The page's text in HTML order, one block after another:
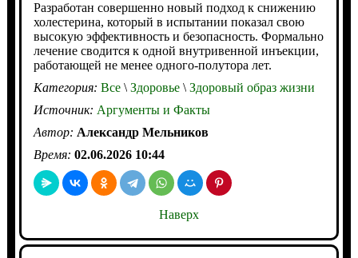
Разработан совершенно новый подход к снижению
холестерина, который в испытании показал свою
высокую эффективность и безопасность. Формально
лечение сводится к одной внутривенной инъекции,
работающей не менее одного-полутора лет.
Категория: Все\Здоровье\Здоровый образ жизни
Источник: Аргументы и Факты
Автор: Александр Мельников
Время: 02.06.2026 10:44
Наверх